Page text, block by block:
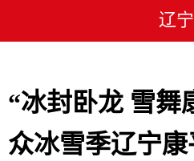
辽
“冰封卧龙 雪舞
众冰雪季辽宁